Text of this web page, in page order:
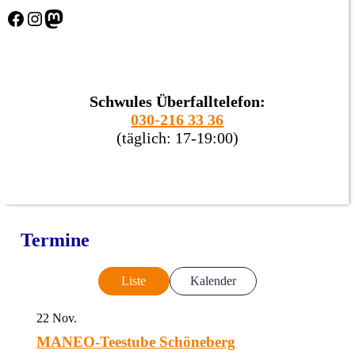
Facebook Instagram Mastodon
Schwules Überfalltelefon:
030-216 33 36
(täglich: 17-19:00)
Termine
Liste Kalender
22 Nov.
MANEO-Teestube Schöneberg